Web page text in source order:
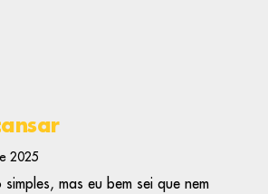
2025
mas eu bem sei que nem